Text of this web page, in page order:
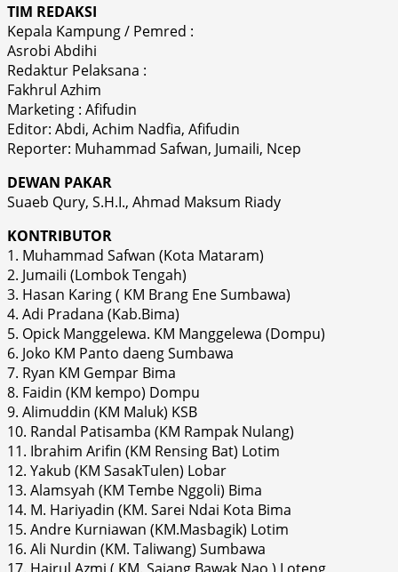
TIM REDAKSI
Kepala Kampung / Pemred :
Asrobi Abdihi
Redaktur Pelaksana :
Fakhrul Azhim
Marketing : Afifudin
Editor: Abdi, Achim Nadfia, Afifudin
Reporter: Muhammad Safwan, Jumaili, Ncep
DEWAN PAKAR
Suaeb Qury, S.H.I., Ahmad Maksum Riady
KONTRIBUTOR
1. Muhammad Safwan (Kota Mataram)
2. Jumaili (Lombok Tengah)
3. Hasan Karing ( KM Brang Ene Sumbawa)
4. Adi Pradana (Kab.Bima)
5. Opick Manggelewa. KM Manggelewa (Dompu)
6. Joko KM Panto daeng Sumbawa
7. Ryan KM Gempar Bima
8. Faidin (KM kempo) Dompu
9. Alimuddin (KM Maluk) KSB
10. Randal Patisamba (KM Rampak Nulang)
11. Ibrahim Arifin (KM Rensing Bat) Lotim
12. Yakub (KM SasakTulen) Lobar
13. Alamsyah (KM Tembe Nggoli) Bima
14. M. Hariyadin (KM. Sarei Ndai Kota Bima
15. Andre Kurniawan (KM.Masbagik) Lotim
16. Ali Nurdin (KM. Taliwang) Sumbawa